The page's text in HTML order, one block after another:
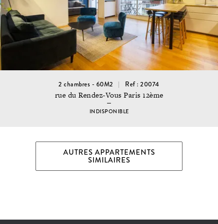
2 chambres - 60M2 Ref : 20074
rue du Rendez-Vous Paris 12ème
INDISPONIBLE
AUTRES APPARTEMENTS
SIMILAIRES